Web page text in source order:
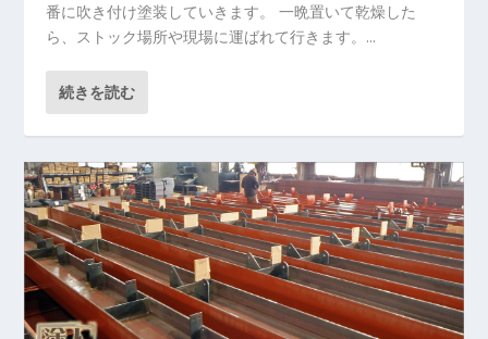
番に吹き付け塗装していきます。 一晩置いて乾燥した
ら、ストック場所や現場に運ばれて行きます。...
続きを読む